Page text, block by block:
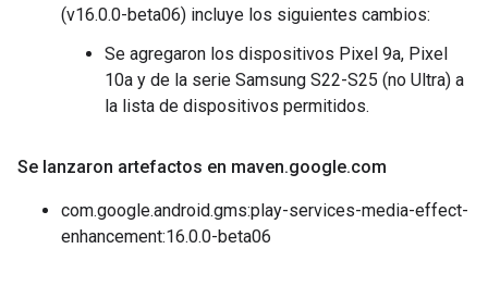
(v16.0.0-beta06) incluye los siguientes cambios:
Se agregaron los dispositivos Pixel 9a, Pixel
10a y de la serie Samsung S22-S25 (no Ultra) a
la lista de dispositivos permitidos.
Se lanzaron artefactos en maven.google.com
com.google.android.gms:play-services-media-effect-
enhancement:16.0.0-beta06